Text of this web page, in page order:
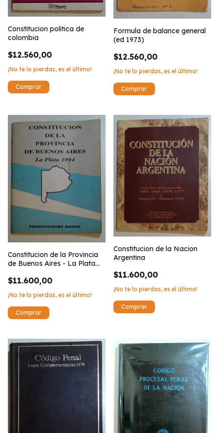
Constitucion politica de
colombia
$12.560,00
¡No te lo pierdas, es el último!
Formula de balance general
(ed 1973)
$12.560,00
¡No te lo pierdas, es el último!
Constitucion de la Provincia
de Buenos Aires - La Plata
$11.600,00
¡No te lo pierdas, es el último!
Constitucion de la Nacion
Argentina
$11.600,00
¡No te lo pierdas, es el último!